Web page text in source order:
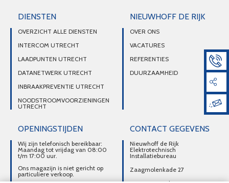
DIENSTEN
OVERZICHT ALLE DIENSTEN
INTERCOM UTRECHT
LAADPUNTEN UTRECHT
DATANETWERK UTRECHT
INBRAAKPREVENTIE UTRECHT
NOODSTROOMVOORZIENINGEN
UTRECHT
NIEUWHOFF DE RIJK
OVER ONS
VACATURES
REFERENTIES
DUURZAAMHEID
OPENINGSTIJDEN
Wij zijn telefonisch bereikbaar:
Maandag tot vrijdag van 08:00
t/m 17:00 uur.
Ons magazijn is niet gericht op
particuliere verkoop.
CONTACT GEGEVENS
Nieuwhoff de Rijk
Elektrotechnisch
Installatiebureau
Zaagmolenkade 27